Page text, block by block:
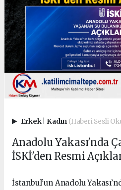
Erkek Kadın (Haberi Sesli
Anadolu Yakası'nda
İSKİ'den Resmi
İstanbul’un Anadolu